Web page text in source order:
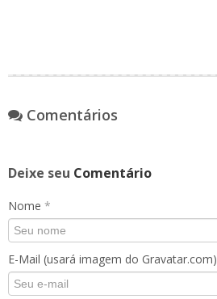
Comentários
Deixe seu Comentário
Nome *
E-Mail (usará imagem do Gravatar.com)